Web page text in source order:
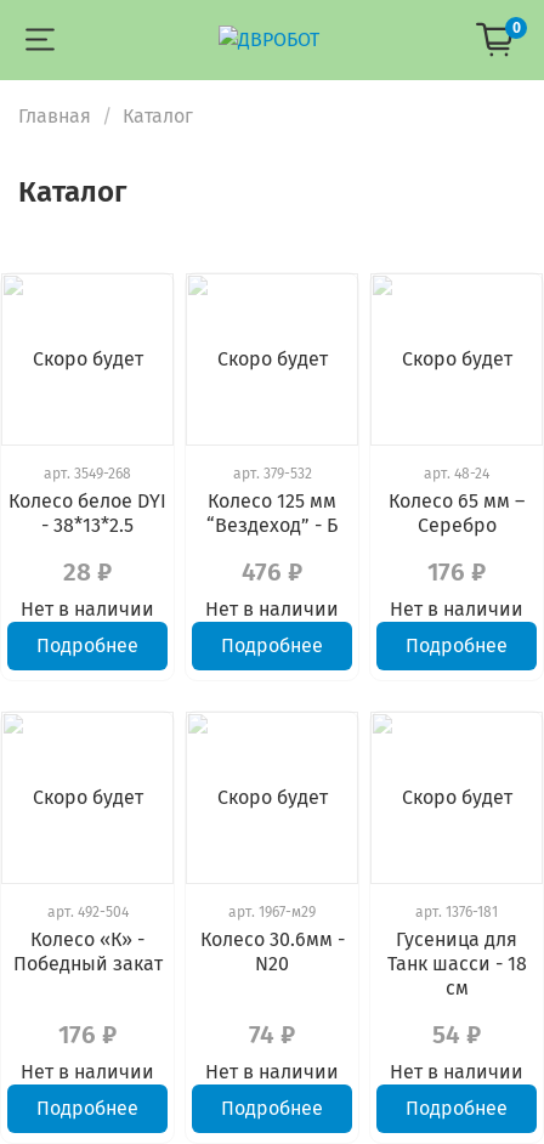
0
Главная Каталог
Каталог
Скоро будет
арт. 3549-268
Колесо белое DYI
- 38*13*2.5
28 ₽
Нет в наличии
Подробнее
Скоро будет
арт. 379-532
Колесо 125 мм
“Вездеход” - Б
476 ₽
Нет в наличии
Подробнее
Скоро будет
арт. 48-24
Колесо 65 мм –
Серебро
176 ₽
Нет в наличии
Подробнее
Скоро будет
арт. 492-504
Колесо «К» -
Победный закат
176 ₽
Нет в наличии
Подробнее
Скоро будет
арт. 1967-м29
Колесо 30.6мм -
N20
74 ₽
Нет в наличии
Подробнее
Скоро будет
арт. 1376-181
Гусеница для
Танк шасси - 18
см
54 ₽
Нет в наличии
Подробнее